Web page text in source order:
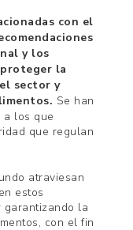
con el
y los
la
sector y
Se han
los que
que regulan
atraviesan
estos
garantizando la
con el fin